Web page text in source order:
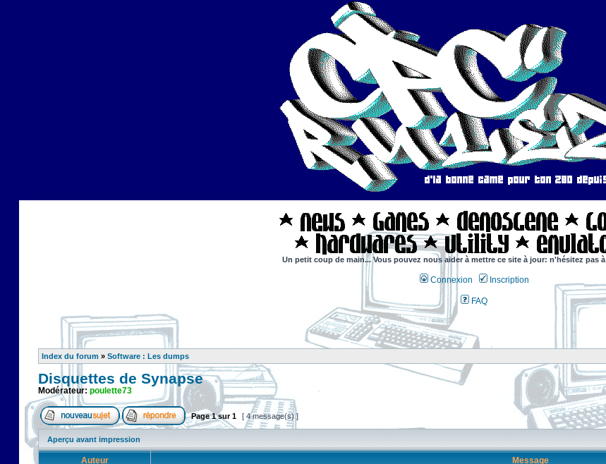
Un petit coup de main... Vous pouvez nous aider à mettre ce site à jour: n'hésitez pas à
Connexion Inscription
FAQ
Index du forum » Software : Les dumps
Disquettes de Synapse
Modérateur: poulette73
Page1sur1 [ 4 message(s) ]
Aperçu avant impression
Auteur Message